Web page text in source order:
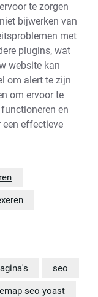
te zorgen
bijwerken van
met
plugins, wat
website kan
om alert te zijn
om ervoor te
en
effectieve
seo
seo yoast